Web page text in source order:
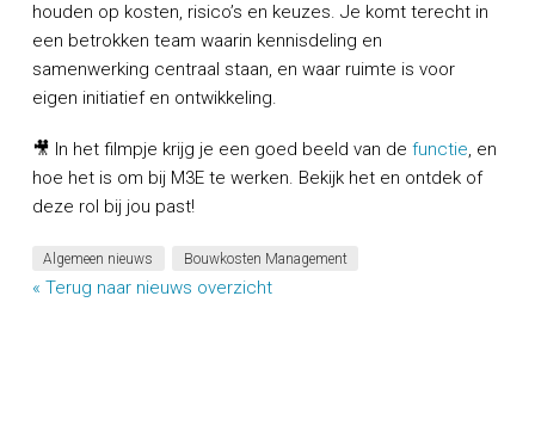
houden op kosten, risico’s en keuzes. Je komt terecht in
een betrokken team waarin kennisdeling en
samenwerking centraal staan, en waar ruimte is voor
eigen initiatief en ontwikkeling.
🎥 In het filmpje krijg je een goed beeld van de functie, en
hoe het is om bij M3E te werken. Bekijk het en ontdek of
deze rol bij jou past!
Algemeen nieuws Bouwkosten Management
« Terug naar nieuws overzicht